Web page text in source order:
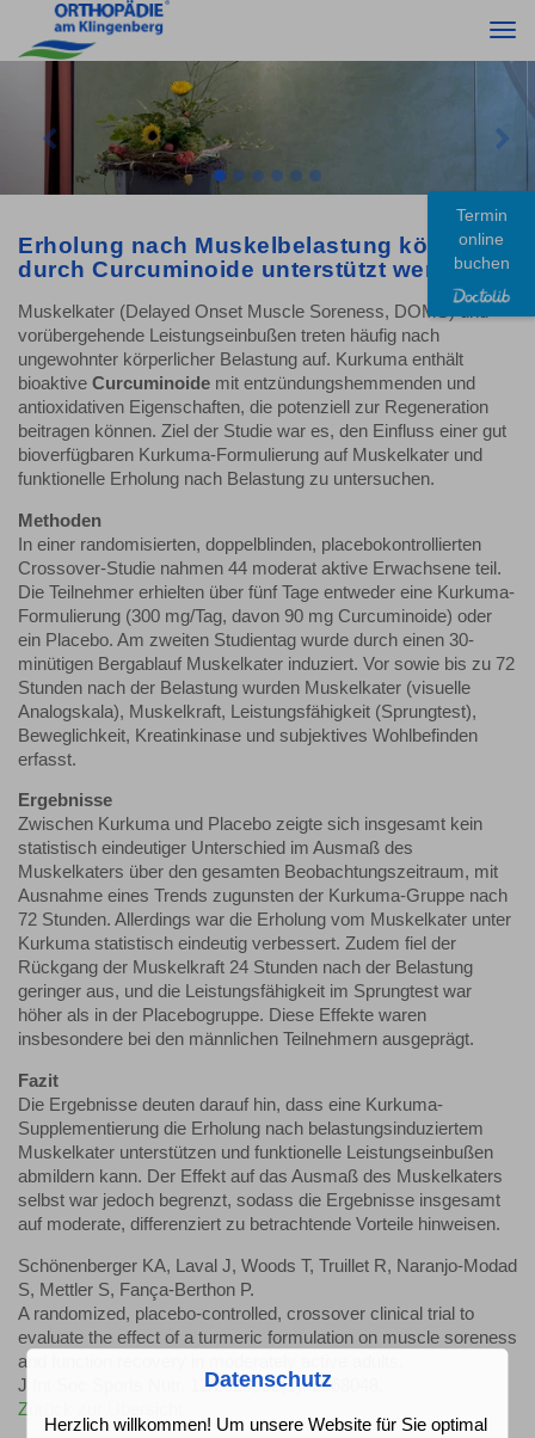
Erholung nach Muskelbelastung könnte
durch Curcuminoide unterstützt werden
Muskelkater (Delayed Onset Muscle Soreness, DOMS) und
vorübergehende Leistungseinbußen treten häufig nach
ungewohnter körperlicher Belastung auf. Kurkuma enthält
bioaktive Curcuminoide mit entzündungshemmenden und
antioxidativen Eigenschaften, die potenziell zur Regeneration
beitragen können. Ziel der Studie war es, den Einfluss einer gut
bioverfügbaren Kurkuma-Formulierung auf Muskelkater und
funktionelle Erholung nach Belastung zu untersuchen.
Methoden
In einer randomisierten, doppelblinden, placebokontrollierten
Crossover-Studie nahmen 44 moderat aktive Erwachsene teil.
Die Teilnehmer erhielten über fünf Tage entweder eine Kurkuma-
Formulierung (300 mg/Tag, davon 90 mg Curcuminoide) oder
ein Placebo. Am zweiten Studientag wurde durch einen 30-
minütigen Bergablauf Muskelkater induziert. Vor sowie bis zu 72
Stunden nach der Belastung wurden Muskelkater (visuelle
Analogskala), Muskelkraft, Leistungsfähigkeit (Sprungtest),
Beweglichkeit, Kreatinkinase und subjektives Wohlbefinden
erfasst.
Ergebnisse
Zwischen Kurkuma und Placebo zeigte sich insgesamt kein
statistisch eindeutiger Unterschied im Ausmaß des
Muskelkaters über den gesamten Beobachtungszeitraum, mit
Ausnahme eines Trends zugunsten der Kurkuma-Gruppe nach
72 Stunden. Allerdings war die Erholung vom Muskelkater unter
Kurkuma statistisch eindeutig verbessert. Zudem fiel der
Rückgang der Muskelkraft 24 Stunden nach der Belastung
geringer aus, und die Leistungsfähigkeit im Sprungtest war
höher als in der Placebogruppe. Diese Effekte waren
insbesondere bei den männlichen Teilnehmern ausgeprägt.
Fazit
Die Ergebnisse deuten darauf hin, dass eine Kurkuma-
Supplementierung die Erholung nach belastungsinduziertem
Muskelkater unterstützen und funktionelle Leistungseinbußen
abmildern kann. Der Effekt auf das Ausmaß des Muskelkaters
selbst war jedoch begrenzt, sodass die Ergebnisse insgesamt
auf moderate, differenziert zu betrachtende Vorteile hinweisen.
Schönenberger KA, Laval J, Woods T, Truillet R, Naranjo-Modad
S, Mettler S, Fança-Berthon P.
A randomized, placebo-controlled, crossover clinical trial to
evaluate the effect of a turmeric formulation on muscle soreness
and function recovery in moderately active adults.
J Int Soc Sports Nutr. 12/2025; 22(1): 2568048.
Zurück zur Übersicht
Termin
online
buchen
Datenschutz
Herzlich willkommen! Um unsere Website für Sie optimal